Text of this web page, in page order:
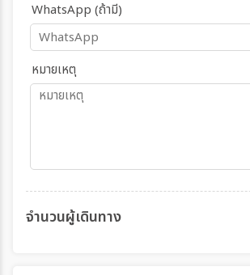
WhatsApp (ถ้ามี)
หมายเหตุ
จำนวนผู้เดินทาง